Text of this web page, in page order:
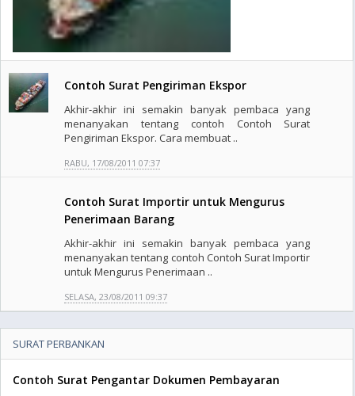
Contoh Surat Pengiriman Ekspor
Akhir-akhir ini semakin banyak pembaca yang
menanyakan tentang contoh Contoh Surat
Pengiriman Ekspor. Cara membuat ..
RABU, 17/08/2011 07:37
Contoh Surat Importir untuk Mengurus
Penerimaan Barang
Akhir-akhir ini semakin banyak pembaca yang
menanyakan tentang contoh Contoh Surat Importir
untuk Mengurus Penerimaan ..
SELASA, 23/08/2011 09:37
SURAT PERBANKAN
Contoh Surat Pengantar Dokumen Pembayaran